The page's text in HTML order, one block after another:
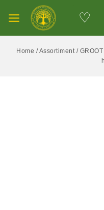
♡
Home / Assortiment /